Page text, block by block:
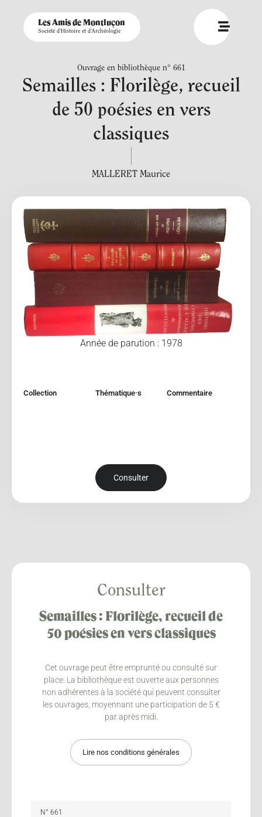
Les Amis de Montluçon
Société d'Histoire et d'Archéologie
Ouvrage en bibliothèque n° 661
Semailles : Florilège, recueil
de 50 poésies en vers
classiques
MALLERET Maurice
Année de parution : 1978
Collection Thématique·s Commentaire
Consulter
Consulter
Semailles : Florilège, recueil de
50 poésies en vers classiques
Cet ouvrage peut être emprunté ou consulté sur
place. La bibliothèque est ouverte aux personnes
non adhérentes à la société qui peuvent consulter
les ouvrages, moyennant une participation de 5 €
par après midi.
Lire nos conditions générales